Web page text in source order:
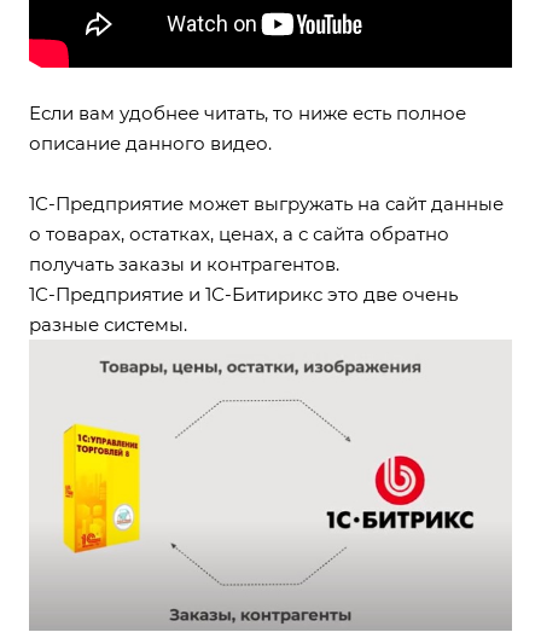
Если вам удобнее читать, то ниже есть полное
описание данного видео.
1С-Предприятие может выгружать на сайт данные
о товарах, остатках, ценах, а с сайта обратно
получать заказы и контрагентов.
1С-Предприятие и 1С-Битирикс это две очень
разные системы.